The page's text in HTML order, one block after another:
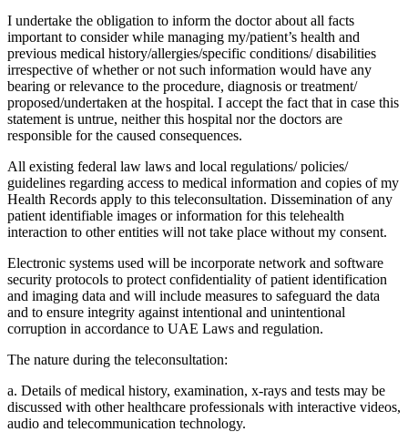
I undertake the obligation to inform the doctor about all facts
important to consider while managing my/patient’s health and
previous medical history/allergies/specific conditions/ disabilities
irrespective of whether or not such information would have any
bearing or relevance to the procedure, diagnosis or treatment/
proposed/undertaken at the hospital. I accept the fact that in case this
statement is untrue, neither this hospital nor the doctors are
responsible for the caused consequences.
All existing federal law laws and local regulations/ policies/
guidelines regarding access to medical information and copies of my
Health Records apply to this teleconsultation. Dissemination of any
patient identifiable images or information for this telehealth
interaction to other entities will not take place without my consent.
Electronic systems used will be incorporate network and software
security protocols to protect confidentiality of patient identification
and imaging data and will include measures to safeguard the data
and to ensure integrity against intentional and unintentional
corruption in accordance to UAE Laws and regulation.
The nature during the teleconsultation:
a. Details of medical history, examination, x-rays and tests may be
discussed with other healthcare professionals with interactive videos,
audio and telecommunication technology.